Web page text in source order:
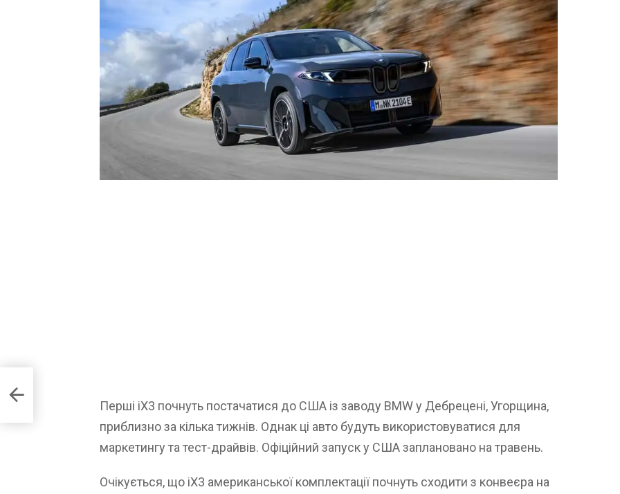
Перші iX3 почнуть постачатися до США із заводу BMW у Дебрецені, Угорщина,
приблизно за кілька тижнів. Однак ці авто будуть використовуватися для
маркетингу та тест-драйвів. Офіційний запуск у США заплановано на травень.
Очікується, що iX3 американської комплектації почнуть сходити з конвеєра на
усі